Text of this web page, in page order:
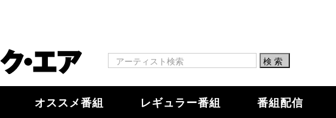
オススメ番組 レギュラー番組 番組配信